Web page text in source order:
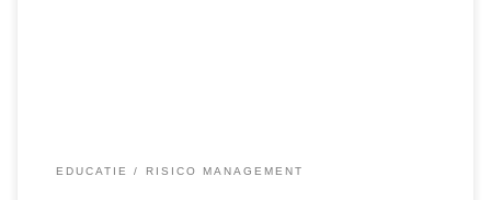
EDUCATIE RISICO MANAGEMENT